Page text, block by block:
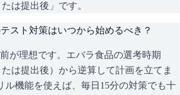
は提出後」です。
スト対策はいつから始めるべき？
が理想です。エバラ食品の選考時期
たは提出後）から逆算して計画を立てま
ル機能を使えば、毎日15分の対策でも十